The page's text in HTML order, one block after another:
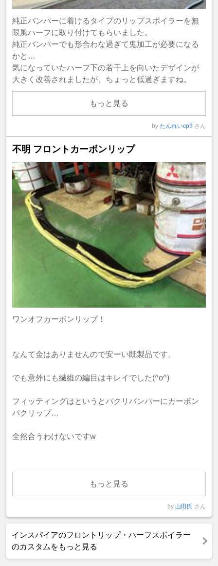
純正バンパーに着けるタイプのリップスポイラーを無
限風ハーフに取り付けてもらいました。
純正バンパーでも形合わな過ぎて鬼加工が必要になる
かと…
気になっていたハーフ下の若干上を向いたデザインが
大きく改善されましたが、ちょっと低過ぎますね。
もっと見る
by たんれいcp3 さん
不明 フロントカーボンリップ
ワンオフカーボンリップ！
なんて金はありませんので安ーい既製品です。
でも意外にも繊維の編目はキレイでした(^o^)
フィッティングはというとパクリバンパーにカーボン
パクリップ…
全然合うわけないですw
もっと見る
by 山田氏 さん
インスパイアのフロントリップ・ハーフスポイラー
のカスタムをもっと見る